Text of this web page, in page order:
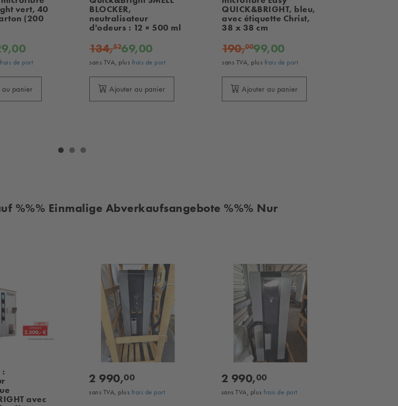
vert, 40
(200
frais de port
au panier
BLOCKER,
neutralisateur
d'odeurs : 12 × 500 ml
134,5269,00
sans TVA, plus frais de port
Ajouter au panier
QUICK&BRIGHT, bleu,
avec étiquette Christ,
38 x 38 cm
190,0099,00
sans TVA, plus frais de port
Ajouter au panier
%%% Einmalige Abverkaufsangebote %%% Nur
:
avec
2 990,00
sans TVA, plus frais de port
2 990,00
sans TVA, plusfrais de port